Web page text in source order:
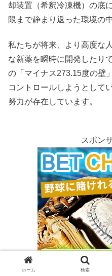
却装置（希釈冷凍機）の底
限まで静まり返った環境の
私たちが将来、より高度な
な新薬を瞬時に開発したり
の「マイナス273.15度の壁
コントロールしようとして
努力が存在しています。
スポン
ホーム 検索